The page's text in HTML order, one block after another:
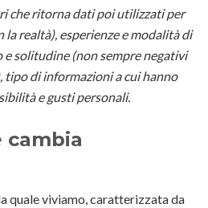
che ritorna dati poi utilizzati per
la realtà), esperienze e modalità di
solitudine (non sempre negativi
tipo di informazioni a cui hanno
e gusti personali.
cambia
quale viviamo, caratterizzata da